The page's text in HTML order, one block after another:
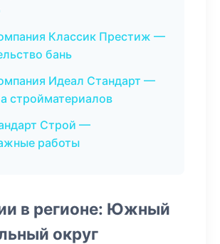
Классик Престиж —
бань
Идеал Стандарт —
стройматериалов
Строй —
работы
в регионе: Южный
округ